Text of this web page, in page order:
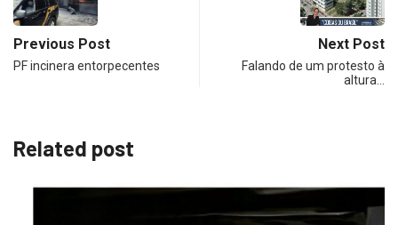
Previous Post
PF incinera entorpecentes
Next Post
Falando de um protesto à
altura…
Related post